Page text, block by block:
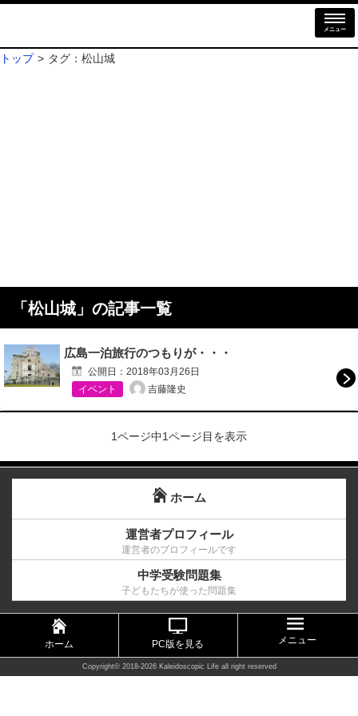
メニュー
トップ タグ：松山城
「 松山城 」の記事一覧
広島一泊旅行のつもりが・・・
公開日： 2018年03月26日
イベント
吉藤隆史
1ページ中1ページ目を表示
ホーム
運営者プロフィール
運営者のプロフィールです
中学受験問題集
子どもたちが使った問題集
ホーム PC版を見る メニュー
Copyright© 2018-2026 Kaleidoscopic Lifeall right reserved